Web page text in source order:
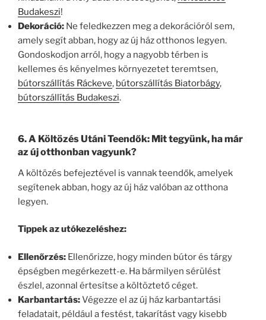
Budakeszi!
Dekoráció: Ne feledkezzen meg a dekorációról sem,
amely segít abban, hogy az új ház otthonos legyen.
Gondoskodjon arról, hogy a nagyobb térben is
kellemes és kényelmes környezetet teremtsen,
bútorszállítás Ráckeve, bútorszállítás Biatorbágy,
bútorszállítás Budakeszi.
6.A Költözés Utáni Teendők: Mit tegyünk, ha már
az új otthonban vagyunk?
A költözés befejeztével is vannak teendők, amelyek
segítenek abban, hogy az új ház valóban az otthona
legyen.
Tippek az utókezeléshez:
Ellenőrzés: Ellenőrizze, hogy minden bútor és tárgy
épségben megérkezett-e. Ha bármilyen sérülést
észlel, azonnal értesítse a költöztető céget.
Karbantartás:Végezze el az új ház karbantartási
feladatait, például a festést, takarítást vagy kisebb